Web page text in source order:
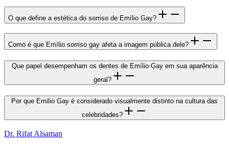
O que define a estética do sorriso de Emílio Gay?
Como é que Emílio sorriso gay afeta a imagem pública dele?
Que papel desempenham os dentes de Emílio Gay em sua aparência
geral?
Por que Emilio Gay é considerado visualmente distinto na cultura das
celebridades?
Dr. Rifat Alsaman